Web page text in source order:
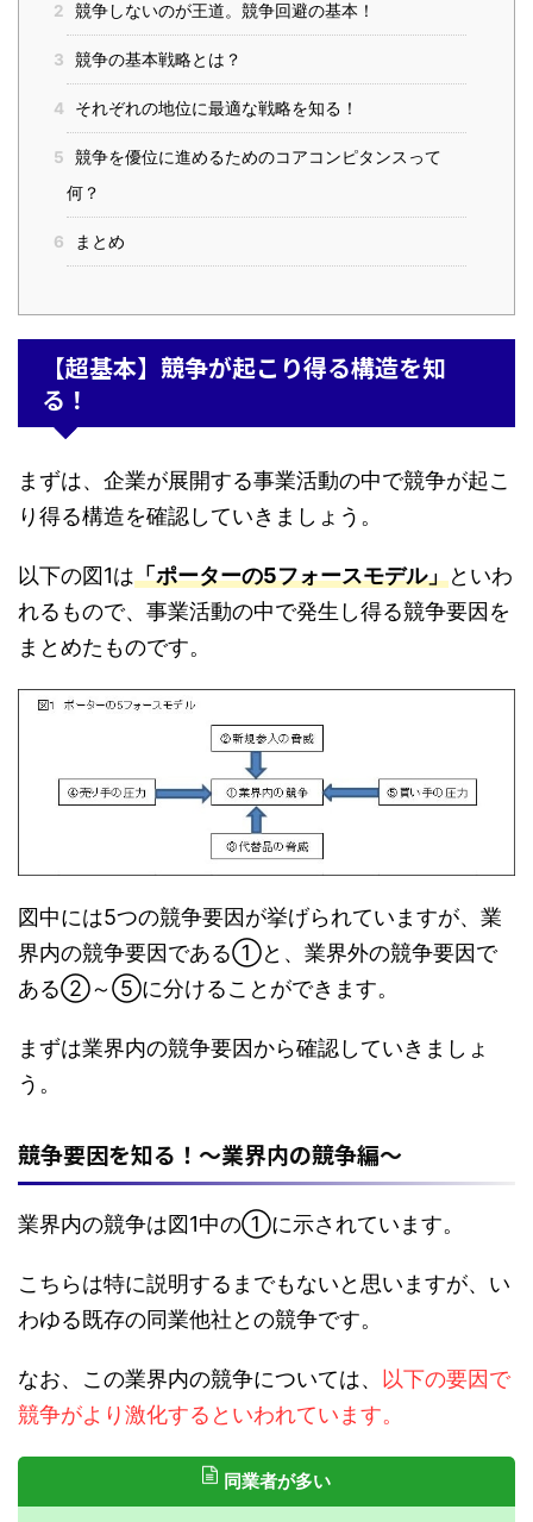
2 競争しないのが王道。競争回避の基本！
3 競争の基本戦略とは？
4 それぞれの地位に最適な戦略を知る！
5
競争を優位に進めるためのコアコンピタンスって
何？
6 まとめ
【超基本】競争が起こり得る構造を知
る！
まずは、企業が展開する事業活動の中で競争が起こ
り得る構造を確認していきましょう。
以下の図1は「ポーターの5フォースモデル」といわ
れるもので、事業活動の中で発生し得る競争要因を
まとめたものです。
図中には5つの競争要因が挙げられていますが、業
界内の競争要因である①と、業界外の競争要因で
ある②～⑤に分けることができます。
まずは業界内の競争要因から確認していきましょ
う。
競争要因を知る！～業界内の競争編～
業界内の競争は図1中の①に示されています。
こちらは特に説明するまでもないと思いますが、い
わゆる既存の同業他社との競争です。
なお、この業界内の競争については、 以下の要因で
競争がより激化するといわれています。
同業者が多い